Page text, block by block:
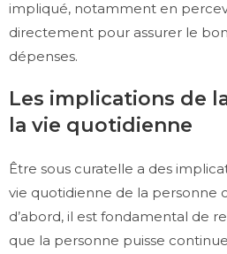
impliqué, notamment en
directement pour assurer le
dépenses.
Les implications de
la vie quotidienne
Être sous curatelle a des
vie quotidienne de la personne
d’abord, il est fondamental de
que la personne puisse